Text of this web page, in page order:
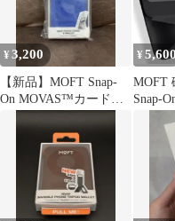
¥3,200
【新品】MOFT Snap-
On MOVAS™カードケ
ース(サファイアブル
¥
MOFT
Snap-